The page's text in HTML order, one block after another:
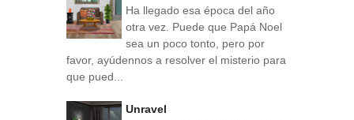
Ha llegado esa época del año
otra vez. Puede que Papá Noel
sea un poco tonto, pero por
favor, ayúdennos a resolver el misterio para
que pued...
Unravel